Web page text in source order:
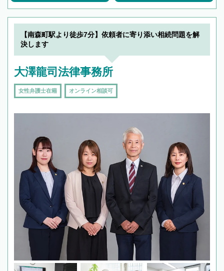
【南森町駅より徒歩7分】依頼者に寄り添い相続問題を解
決します
大澤龍司法律事務所
女性弁護士在籍 オンライン相談可